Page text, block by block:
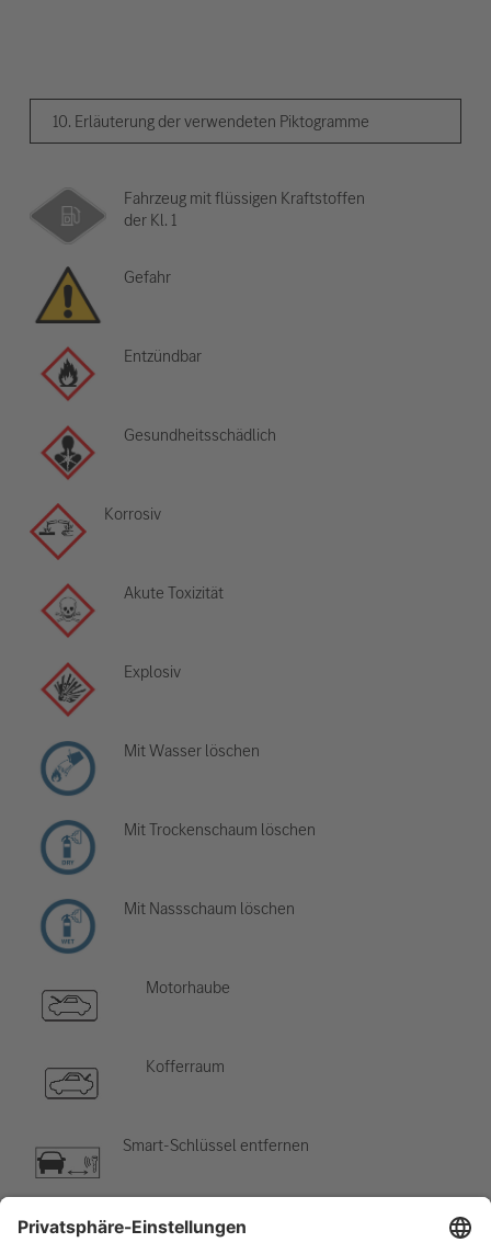
10. Erläuterung der verwendeten Piktogramme
Fahrzeug mit flüssigen Kraftstoffen
der Kl. 1
Gefahr
Entzündbar
Gesundheitsschädlich
Korrosiv
Akute Toxizität
Explosiv
Mit Wasser löschen
Mit Trockenschaum löschen
Mit Nassschaum löschen
Motorhaube
Kofferraum
Smart-Schlüssel entfernen
Klimaanlage